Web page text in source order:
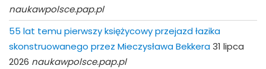
naukawpolsce.pap.pl
55 lat temu pierwszy księżycowy przejazd łazika
skonstruowanego przez Mieczysława Bekkera31 lipca
2026 naukawpolsce.pap.pl